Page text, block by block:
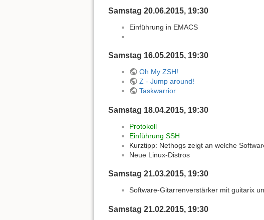
Samstag 20.06.2015, 19:30
Einführung in EMACS
Samstag 16.05.2015, 19:30
Oh My ZSH!
Z - Jump around!
Taskwarrior
Samstag 18.04.2015, 19:30
Protokoll
Einführung SSH
Kurztipp: Nethogs zeigt an welche
Neue Linux-Distros
Samstag 21.03.2015, 19:30
Software-Gitarrenverstärker mit guitarix
Samstag 21.02.2015, 19:30